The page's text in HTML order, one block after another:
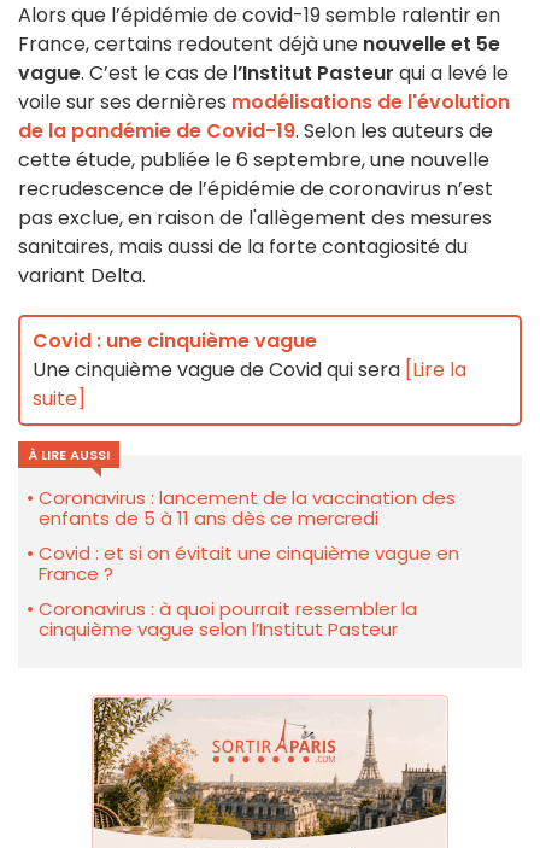
Alors que l’épidémie de covid-19 semble ralentir en
France, certains redoutent déjà une nouvelle et 5e
vague. C’est le cas de l’Institut Pasteur qui a levé le
voile sur ses dernières modélisations de l'évolution
de la pandémie de Covid-19. Selon les auteurs de
cette étude, publiée le 6 septembre, une nouvelle
recrudescence de l’épidémie de coronavirus n’est
pas exclue, en raison de l'allègement des mesures
sanitaires, mais aussi de la forte contagiosité du
variant Delta.
Covid : une cinquième vague
Une cinquième vague de Covid qui sera [Lire la
suite]
À LIRE AUSSI
Coronavirus : lancement de la vaccination des
enfants de 5 à 11 ans dès ce mercredi
Covid : et si on évitait une cinquième vague en
France ?
Coronavirus : à quoi pourrait ressembler la
cinquième vague selon l’Institut Pasteur